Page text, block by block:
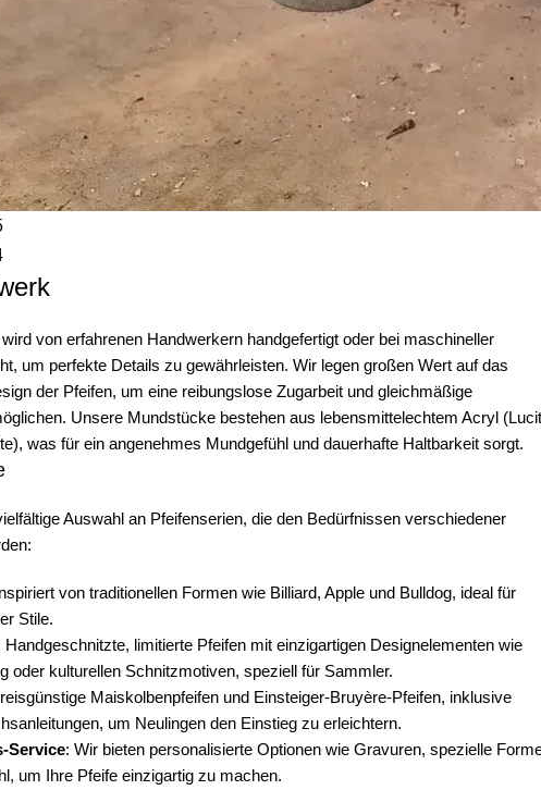
von erfahrenen Handwerkern handgefertigt oder bei maschineller
um perfekte Details zu gewährleisten. Wir legen großen Wert auf das
der Pfeifen, um eine reibungslose Zugarbeit und gleichmäßige
Unsere Mundstücke bestehen aus lebensmittelechtem Acryl
was für ein angenehmes Mundgefühl und dauerhafte Haltbarkeit sorgt.
Auswahl an Pfeifenserien, die den Bedürfnissen verschiedener
von traditionellen Formen wie Billiard, Apple und Bulldog, ideal für
Stile.
Handgeschnitzte, limitierte Pfeifen mit einzigartigen Designelementen wie
oder kulturellen Schnitzmotiven, speziell für Sammler.
Maiskolbenpfeifen und Einsteiger-Bruyère-Pfeifen, inklusive
um Neulingen den Einstieg zu erleichtern.
Service: Wir bieten personalisierte Optionen wie Gravuren, spezielle
um Ihre Pfeife einzigartig zu machen.